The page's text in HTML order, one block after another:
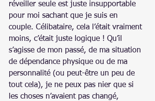
réveiller seule est juste insupportable
pour moi sachant que je suis en
couple. Célibataire, cela l’était vraiment
moins, c’était juste logique ! Qu’il
s’agisse de mon passé, de ma situation
de dépendance physique ou de ma
personnalité (ou peut-être un peu de
tout cela), je ne peux pas nier que si
les choses n’avaient pas changé,